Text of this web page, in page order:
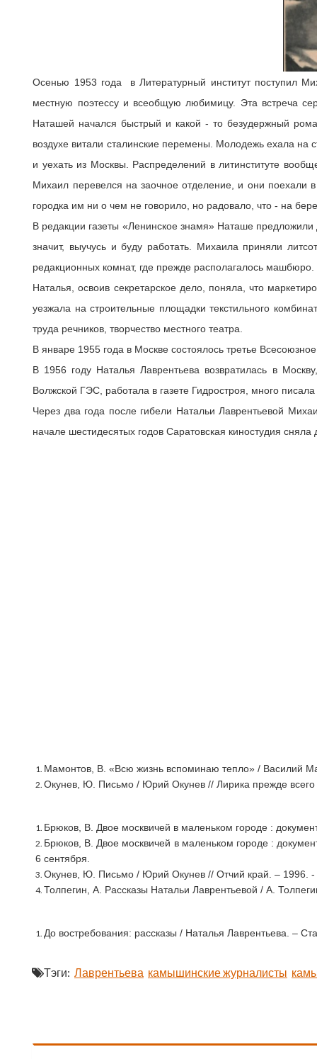
Осенью 1953 года в Литературный институт поступил
местную поэтессу и всеобщую любимицу. Эта встреча
Наташей начался быстрый и какой - то безудержный
воздухе витали сталинские перемены. Молодежь ехала
и уехать из Москвы. Распределений в литинституте
Михаил перевелся на заочное отделение, и они поехали
городка им ни о чем не говорило, но радовало, что - на
В редакции газеты «Ленинское знамя» Наташе предложили
значит, выучусь и буду работать. Михаила приняли
редакционных комнат, где прежде располагалось машбюро.
Наталья, освоив секретарское дело, поняла, что
уезжала на строительные площадки текстильного
труда речников, творчество местного театра.
В январе 1955 года в Москве состоялось третье
В 1956 году Наталья Лаврентьева возвратилась в
Волжской ГЭС, работала в газете Гидростроя, много
Через два года после гибели Натальи Лаврентьевой
начале шестидесятых годов Саратовская киностудия
Мамонтов, В. «Всю жизнь вспоминаю тепло» / Василий
Окунев, Ю. Письмо / Юрий Окунев // Лирика прежде
Брюков, В. Двое москвичей в маленьком городе :
Брюков, В. Двое москвичей в маленьком городе :
6 сентября.
Окунев, Ю. Письмо / Юрий Окунев // Отчий край. – 1996.
Толпегин, А. Рассказы Натальи Лаврентьевой / А.
До востребования: рассказы / Наталья Лаврентьева. –
Тэги: Лаврентьева камышинские журналисты